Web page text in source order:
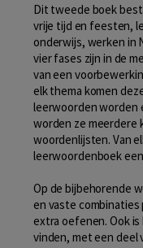
Dit tweede boek
vrije tijd en feesten,
onderwijs, werken in
vier fases zijn in de
van een
elk thema komen
leerwoorden worden
worden ze meerdere
woordenlijsten. Van
leerwoordenboek
Op de bijbehorende
en vaste
extra oefenen. Ook
vinden, met een deel